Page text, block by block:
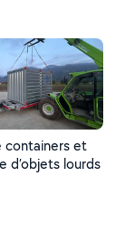
containers et
d’objets lourds